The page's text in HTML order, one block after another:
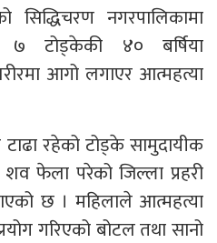
नगरपालिकामा
७ टोड्केकी ४० बर्षिया
आगो लगाएर आत्महत्या
रहेको टोड्के सामुदायीक
फेला परेको जिल्ला प्रहरी
छ । महिलाले आत्महत्या
गरिएको बोटल तथा सानो